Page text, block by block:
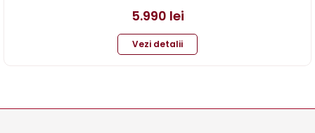
5.990 lei
Vezi detalii